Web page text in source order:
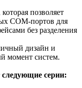
позволяет
СОМ-портов для
без разделения
дизайн и
момент систем.
серии: